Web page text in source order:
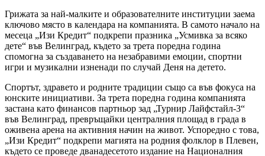
Грижата за най-малките и образователните институции заема
ключово място в календара на компанията. В самото начало на
месеца „Изи Кредит“ подкрепи празника „Усмивка за всяко
дете“ във Велинград, където за трета поредна година
спомогна за създаването на незабравими емоции, спортни
игри и музикални изненади по случай Деня на детето.
Спортът, здравето и родните традиции също са във фокуса на
юнските инициативи. За трета поредна година компанията
застана като финансов партньор зад „Турнир Лайфстайл-3“
във Велинград, превръщайки централния площад в града в
оживена арена на активния начин на живот. Успоредно с това,
„Изи Кредит“ подкрепи магията на родния фолклор в Плевен,
където се проведе дванадесетото издание на Националния